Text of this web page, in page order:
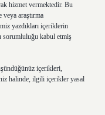
hizmet vermektedir. Bu
araştırma
yazdıkları içeriklerin
sorumluluğu kabul etmiş
içerikleri,
halinde, ilgili içerikler yasal